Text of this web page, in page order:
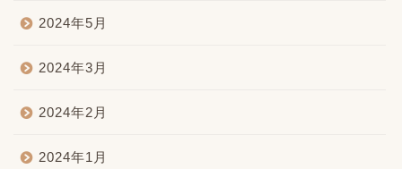
2024年5月
2024年3月
2024年2月
2024年1月